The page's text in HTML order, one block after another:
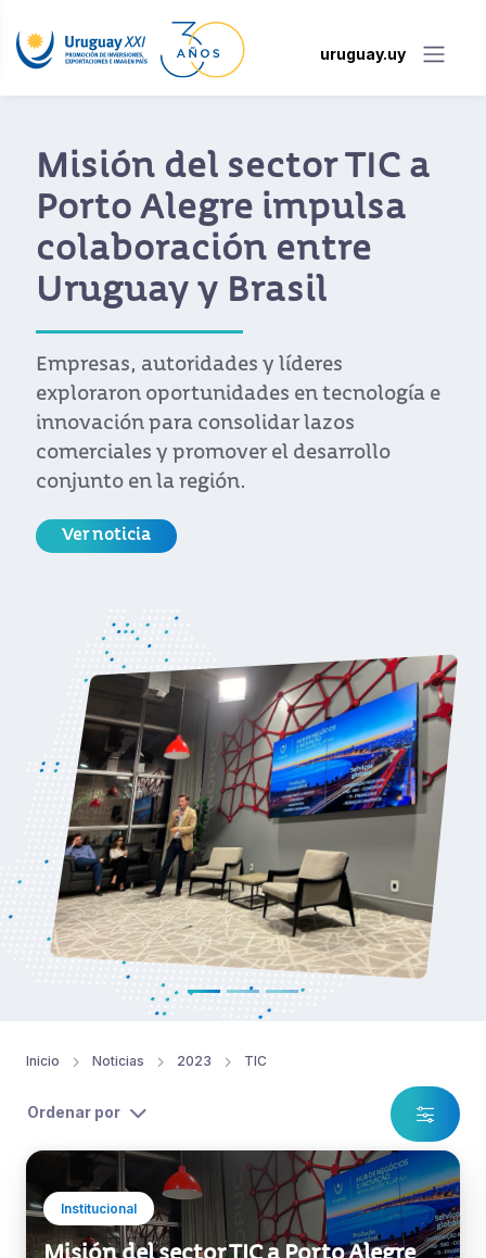
uruguay.uy
Uruguay se consolida
como hub regional de
fintech
tecnológico y a su tradición como
prestador de servicios financieros explican
el éxito de las fintech en Uruguay.
2023 TIC
Misión del sector TIC a Porto Alegre
impulsa colaboración entre Uruguay
y Brasil